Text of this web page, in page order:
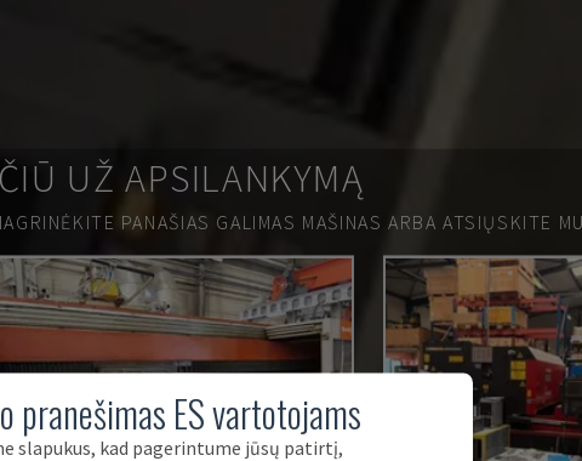
UŽ APSILANKYMĄ
PANAŠIAS GALIMAS MAŠINAS ARBA ATSIŲSKITE
pranešimas ES vartotojams
slapukus, kad pagerintume jūsų patirtį,